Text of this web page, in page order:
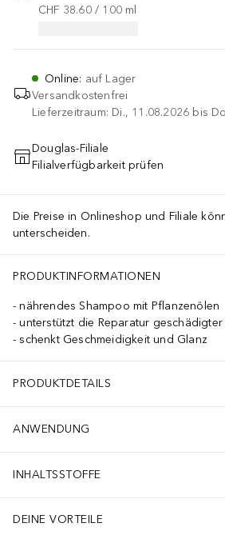
CHF 38.60 / 100 ml
Online: auf Lager
Versandkostenfrei
Lieferzeitraum: Di., 11.08.2026 bis
IN DEN
Douglas-Filiale
Filialverfügbarkeit prüfen
Die Preise in Onlineshop und Filiale
unterscheiden.
PRODUKTINFORMATIONEN
nährendes Shampoo mit Pflanzenölen
unterstützt die Reparatur geschädigter
schenkt Geschmeidigkeit und Glanz
PRODUKTDETAILS
ANWENDUNG
INHALTSSTOFFE
DEINE VORTEILE